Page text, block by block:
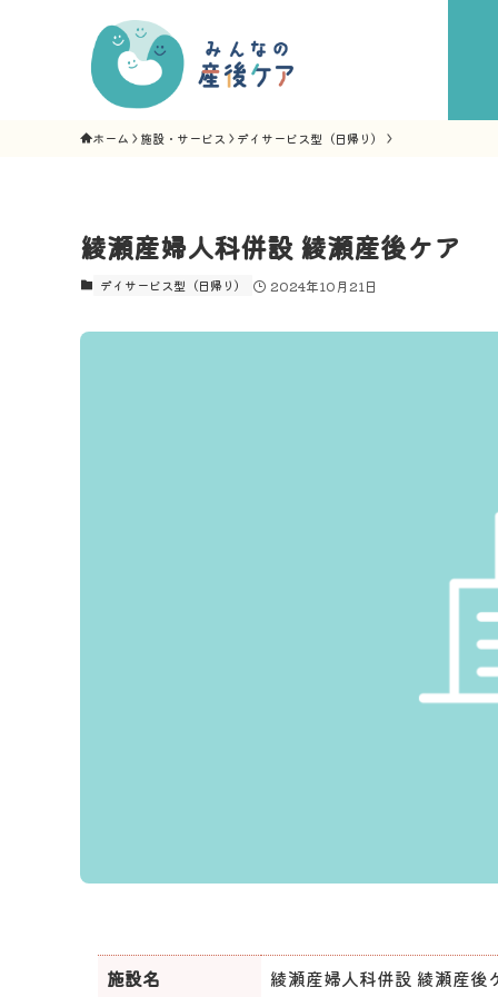
ホーム 施設・サービス デイサービス型（日帰り）
綾瀬産婦人科併設 綾瀬産後ケア
デイサービス型（日帰り） 2024年10月21日
施設名 綾瀬産婦人科併設 綾瀬産後